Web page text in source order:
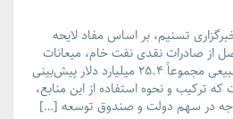
تسنیم، بر اساس مفاد لایحه
درآمد حاصل از صادرات نقدی نفت خام، میعانات
گازی و خالص صادرات گاز طبیعی مجموعاً ۲۵.۴ میلیارد دلار پیش‌بینی
ترکیب و نحوه استفاده از این منابع،
در سهم دولت و صندوق توسعه […]